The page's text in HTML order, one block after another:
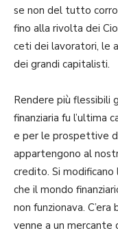
se non del tutto
fino alla rivolta dei
ceti dei lavoratori, le
dei grandi capitalisti.
Rendere più flessibili
finanziaria fu l’ultima
e per le prospettive
appartengono al
credito. Si
che il mondo
non funzionava.
venne a un